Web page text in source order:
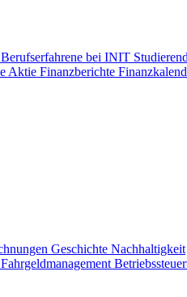
bei INIT
Aktie Finanzberichte
Geschichte Nachhaltigkeit